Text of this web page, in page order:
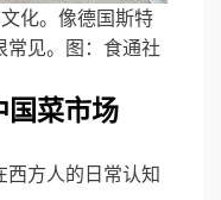
化。像德国斯特
常见。图：食通社
国菜市场
西方人的日常认知